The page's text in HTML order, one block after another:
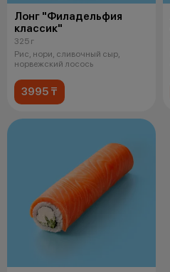
Лонг "Филадельфия
классик"
325 г
Рис, нори, сливочный сыр,
норвежский лосось
3995 ₸